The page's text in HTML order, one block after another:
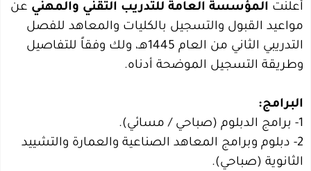
أعلنت المؤسسة العامة للتدريب التقني والمهني عن
مواعيد القبول والتسجيل بالكليات والمعاهد للفصل
التدريبي الثاني من العام 1445هـ، ولك وفقاً للتفاصيل
وطريقة التسجيل الموضحة أدناه.
البرامج:
1- برامج الدبلوم (صباحي / مسائي).
2- دبلوم وبرامج المعاهد الصناعية والعمارة والتشييد
الثانوية (صباحي).